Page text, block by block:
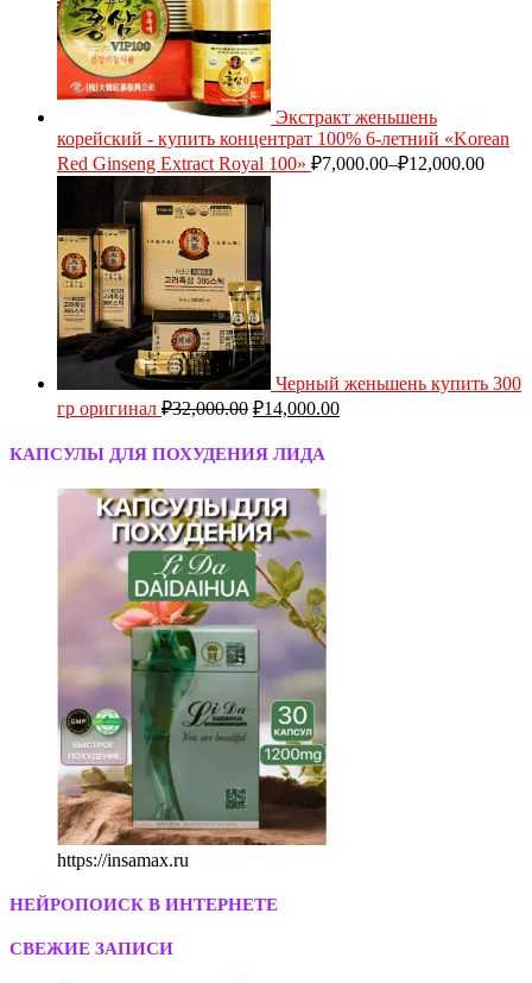
Экстракт женьшень
корейский - купить концентрат 100% 6-летний «Korean
Red Ginseng Extract Royal 100» ₽7,000.00–₽12,000.00
Черный женьшень купить 300
гр оригинал ₽32,000.00 ₽14,000.00
КАПСУЛЫ ДЛЯ ПОХУДЕНИЯ ЛИДА
https://insamax.ru
НЕЙРОПОИСК В ИНТЕРНЕТЕ
СВЕЖИЕ ЗАПИСИ